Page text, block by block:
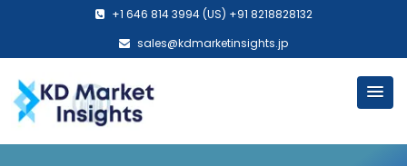
+1 646 814 3994 (US) +91 8218828132
sales@kdmarketinsights.jp